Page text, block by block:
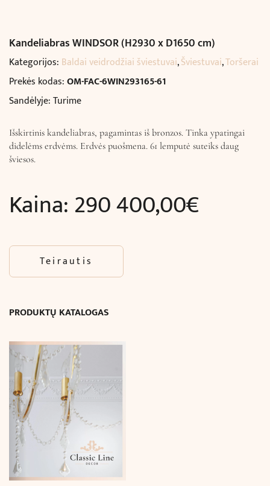
Kandeliabras WINDSOR (H2930 x D1650 cm)
Kategorijos: Baldai veidrodžiai šviestuvai,Šviestuvai,Toršerai
Prekės kodas:OM-FAC-6WIN293165-61
Sandėlyje: Turime
Išskirtinis kandeliabras, pagamintas iš bronzos. Tinka ypatingai
didelėms erdvėms. Erdvės puošmena. 61 lemputė suteiks daug
šviesos.
Kaina:290 400,00€
Teirautis
PRODUKTŲ KATALOGAS